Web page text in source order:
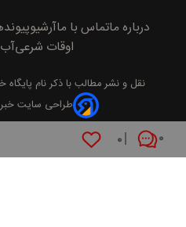
۰ ۰
درباره ماتماس با ماآرشیو
اوقات شرعی
نقل و نشر مطالب با ذکر نام پايگاه
طراحی سایت